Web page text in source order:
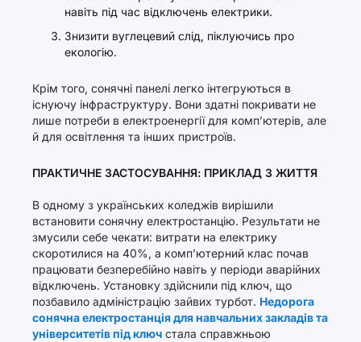
навіть під час відключень електрики.
Знизити вуглецевий слід, піклуючись про
екологію.
Крім того, сонячні панелі легко інтегруються в
існуючу інфраструктуру. Вони здатні покривати не
лише потреби в електроенергії для комп’ютерів, але
й для освітлення та інших пристроїв.
ПРАКТИЧНЕ ЗАСТОСУВАННЯ: ПРИКЛАД З ЖИТТЯ
В одному з українських коледжів вирішили
встановити сонячну електростанцію. Результати не
змусили себе чекати: витрати на електрику
скоротилися на 40%, а комп’ютерний клас почав
працювати безперебійно навіть у періоди аварійних
відключень. Установку здійснили під ключ, що
позбавило адміністрацію зайвих турбот. Недорога
сонячна електростанція для навчальних закладів та
університетів під ключ стала справжньою